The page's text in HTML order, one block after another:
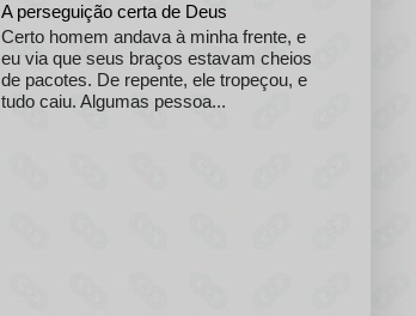
A perseguição certa de Deus
Certo homem andava à minha frente, e
eu via que seus braços estavam cheios
de pacotes. De repente, ele tropeçou, e
tudo caiu. Algumas pessoa...